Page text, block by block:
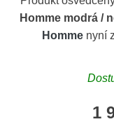
Homme modrá /
Homme nyní
1